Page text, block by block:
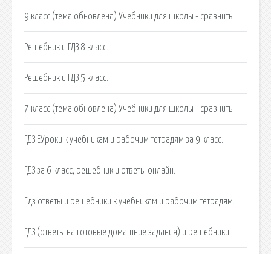
9 класс (тема обновлена) Учебники для школы - сравнить.
Решебник и ГДЗ 8 класс.
Решебник и ГДЗ 5 класс.
7 класс (тема обновлена) Учебники для школы - сравнить.
ГДЗ ЕУроки к учебникам и рабочим тетрадям за 9 класс.
ГДЗ за 6 класс, решебник и ответы онлайн.
Гдз ответы и решебники к учебникам и рабочим тетрадям.
ГДЗ (ответы на готовые домашние задания) и решебники.